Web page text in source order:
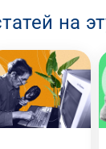
на